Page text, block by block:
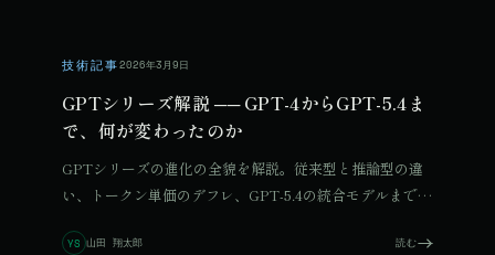
技術記事2026年3月9日
GPTシリーズ解説 ── GPT-4からGPT-5.4ま
で、何が変わったのか
GPTシリーズの進化の全貌を解説。従来型と推論型の違
い、トークン単価のデフレ、GPT-5.4の統合モデルまで、
YS 山田 翔太郎 読む